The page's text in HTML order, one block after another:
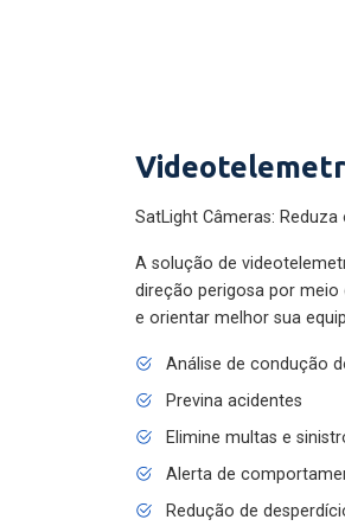
SatLight Câmeras:
A solução de
direção perigosa por meio
e orientar melhor sua
Análise de condução
Previna acidentes
Elimine multas e
Alerta de
Redução de